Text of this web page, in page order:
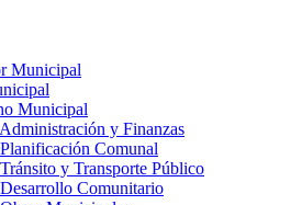
Municipal
Municipal
y Finanzas
Comunal
y Transporte Público
Comunitario